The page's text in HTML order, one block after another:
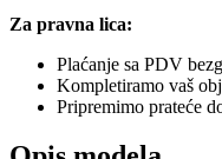
Za pravna lica:
Plaćanje sa PDV
Kompletiramo vaš
Pripremimo prateće